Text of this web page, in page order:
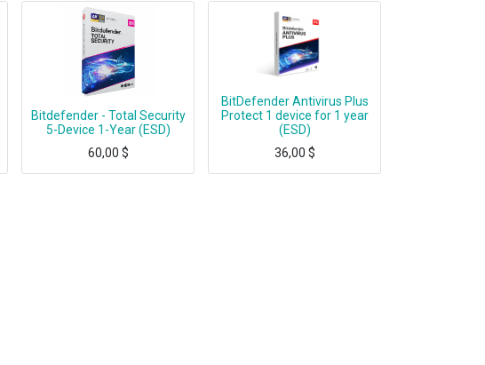
Bitdefender - Total Security
5-Device 1-Year (ESD)
60,00 $
BitDefender Antivirus Plus
Protect 1 device for 1 year
(ESD)
36,00 $